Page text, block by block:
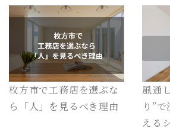
枚方市で工務店を選ぶな
ら「人」を見るべき理由
風通
り”
える